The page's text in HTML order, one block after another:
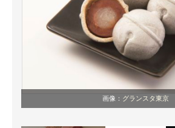
画像： グランスタ東京